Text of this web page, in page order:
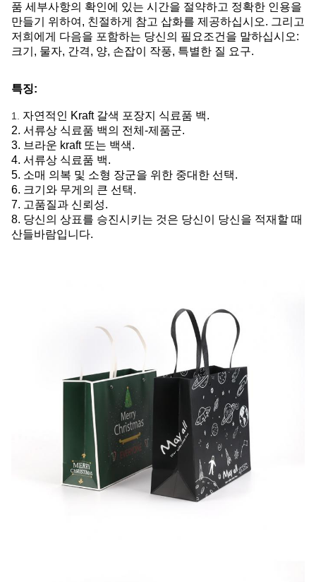
품 세부사항의 확인에 있는 시간을 절약하고 정확한 인용을
만들기 위하여, 친절하게 참고 삽화를 제공하십시오. 그리고
저희에게 다음을 포함하는 당신의 필요조건을 말하십시오:
크기, 물자, 간격, 양, 손잡이 작풍, 특별한 질 요구.
특징:
1. 자연적인 Kraft 갈색 포장지 식료품 백.
2. 서류상 식료품 백의 전체-제품군.
3. 브라운 kraft 또는 백색.
4. 서류상 식료품 백.
5. 소매 의복 및 소형 장군을 위한 중대한 선택.
6. 크기와 무게의 큰 선택.
7. 고품질과 신뢰성.
8. 당신의 상표를 승진시키는 것은 당신이 당신을 적재할 때
산들바람입니다.